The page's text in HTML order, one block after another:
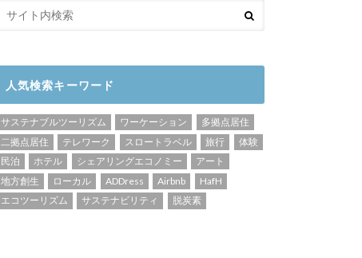
人気検索キーワード
サステナブルツーリズム ワーケーション
多拠点居住
二拠点居住
テレワーク スロートラベル 旅行
体験
民泊
ホテル シェアリングエコノミー
アート
地方創生
ローカル ADDress Airbnb
HafH
エコツーリズム
サステナビリティ 脱炭素